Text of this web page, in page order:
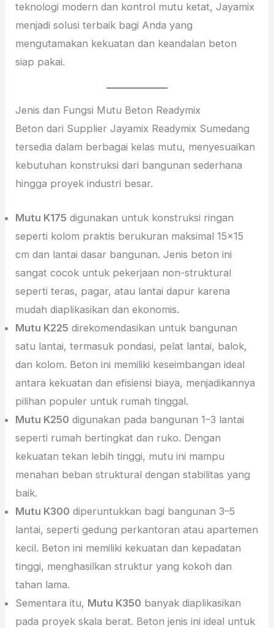
teknologi modern dan kontrol mutu ketat, Jayamix
menjadi solusi terbaik bagi Anda yang
mengutamakan kekuatan dan keandalan beton
siap pakai.
Jenis dan Fungsi Mutu Beton Readymix
Beton dari Supplier Jayamix Readymix Sumedang
tersedia dalam berbagai kelas mutu, menyesuaikan
kebutuhan konstruksi dari bangunan sederhana
hingga proyek industri besar.
Mutu K175 digunakan untuk konstruksi ringan
seperti kolom praktis berukuran maksimal 15×15
cm dan lantai dasar bangunan. Jenis beton ini
sangat cocok untuk pekerjaan non-struktural
seperti teras, pagar, atau lantai dapur karena
mudah diaplikasikan dan ekonomis.
Mutu K225 direkomendasikan untuk bangunan
satu lantai, termasuk pondasi, pelat lantai, balok,
dan kolom. Beton ini memiliki keseimbangan ideal
antara kekuatan dan efisiensi biaya, menjadikannya
pilihan populer untuk rumah tinggal.
Mutu K250 digunakan pada bangunan 1–3 lantai
seperti rumah bertingkat dan ruko. Dengan
kekuatan tekan lebih tinggi, mutu ini mampu
menahan beban struktural dengan stabilitas yang
baik.
Mutu K300 diperuntukkan bagi bangunan 3–5
lantai, seperti gedung perkantoran atau apartemen
kecil. Beton ini memiliki kekuatan dan kepadatan
tinggi, menghasilkan struktur yang kokoh dan
tahan lama.
Sementara itu, Mutu K350 banyak diaplikasikan
pada proyek skala berat. Beton jenis ini ideal untuk